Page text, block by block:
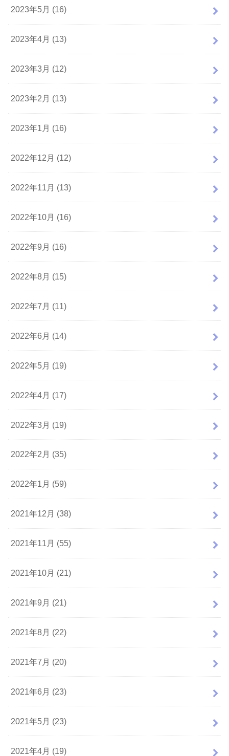
2023年5月 (16)
2023年4月 (13)
2023年3月 (12)
2023年2月 (13)
2023年1月 (16)
2022年12月 (12)
2022年11月 (13)
2022年10月 (16)
2022年9月 (16)
2022年8月 (15)
2022年7月 (11)
2022年6月 (14)
2022年5月 (19)
2022年4月 (17)
2022年3月 (19)
2022年2月 (35)
2022年1月 (59)
2021年12月 (38)
2021年11月 (55)
2021年10月 (21)
2021年9月 (21)
2021年8月 (22)
2021年7月 (20)
2021年6月 (23)
2021年5月 (23)
2021年4月 (19)